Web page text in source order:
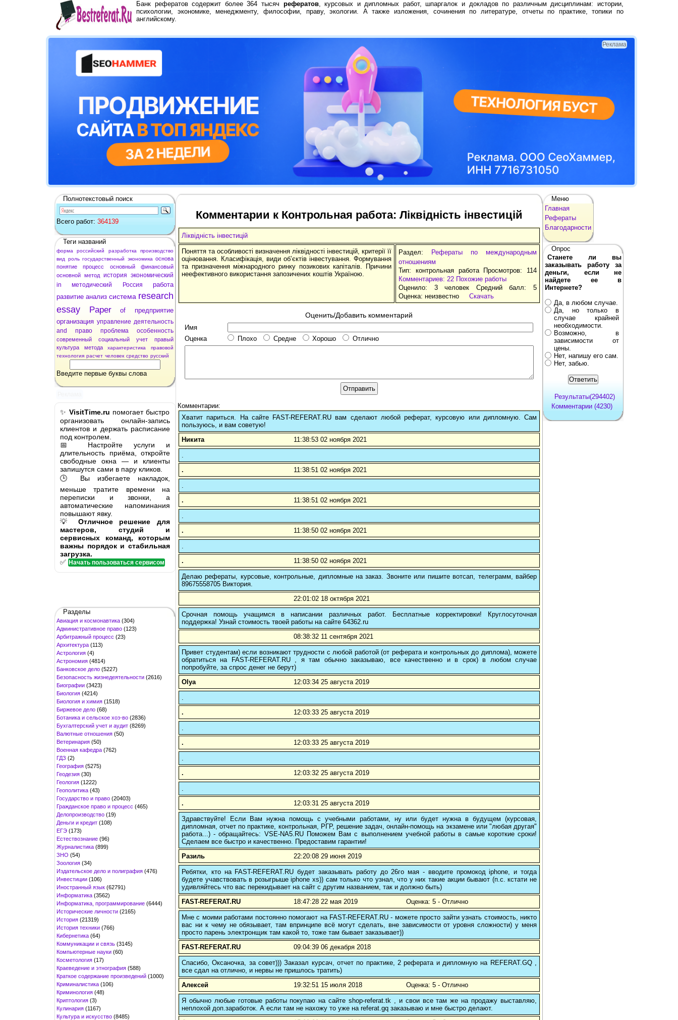
Банк рефератов содержит более 364 тысяч рефератов, курсовых и дипломных работ, шпаргалок и докладов по различным дисциплинам: истории,
психологии, экономике, менеджменту, философии, праву, экологии. А также изложения, сочинения по литературе, отчеты по практике, топики по
английскому.
Реклама
Полнотекстовый поиск
Всего работ: 364139
Теги названий
форма российский разработка
производство
вид
роль государственный экономика основа
понятие
процесс основный
финансовый
основной метод история экономический
in
методический Россия
работа
развитие анализ система research
essay
Paper of
предприятие
организация управление деятельность
and
право проблема особенность
современный социальный учет
правый
культура
метода характеристика
правовой
технология расчет человек средство русский
Введите первые буквы слова
✨ VisitTime.ru помогает быстро
организовать онлайн-запись
клиентов и держать расписание
под контролем.
📅 Настройте услуги и
длительность приёма, откройте
свободные окна — и клиенты
запишутся сами в пару кликов.
🕒 Вы избегаете накладок,
меньше тратите времени на
переписки и звонки, а
автоматические напоминания
повышают явку.
💡 Отличное решение для
мастеров, студий и
сервисных команд, которым
важны порядок и стабильная
загрузка.
✅ Начать пользоваться сервисом
Разделы
Авиация и космонавтика (304)
Административное право (123)
Арбитражный процесс (23)
Архитектура (113)
Астрология (4)
Астрономия (4814)
Банковское дело (5227)
Безопасность жизнедеятельности (2616)
Биографии (3423)
Биология (4214)
Биология и химия (1518)
Биржевое дело (68)
Ботаника и сельское хоз-во (2836)
Бухгалтерский учет и аудит (8269)
Валютные отношения (50)
Ветеринария (50)
Военная кафедра (762)
ГДЗ (2)
География (5275)
Геодезия (30)
Геология (1222)
Геополитика (43)
Государство и право (20403)
Гражданское право и процесс (465)
Делопроизводство (19)
Деньги и кредит (108)
ЕГЭ (173)
Естествознание (96)
Журналистика (899)
ЗНО (54)
Зоология (34)
Издательское дело и полиграфия (476)
Инвестиции (106)
Иностранный язык (62791)
Информатика (3562)
Информатика, программирование (6444)
Исторические личности (2165)
История (21319)
История техники (766)
Кибернетика (64)
Коммуникации и связь (3145)
Компьютерные науки (60)
Косметология (17)
Краеведение и этнография (588)
Краткое содержание произведений (1000)
Криминалистика (106)
Криминология (48)
Криптология (3)
Кулинария (1167)
Культура и искусство (8485)
Комментарии к Контрольная работа: Ліквідність інвестицій
Ліквідність інвестицій
Поняття та особливості визначення ліквідності інвестицій, критерії її
оцінювання. Класифікація, види об’єктів інвестування. Формування
та призначення міжнародного ринку позикових капіталів. Причини
неефективного використання запозичених коштів Україною.
Раздел: Рефераты по международным
отношениям
Тип: контрольная работа Просмотров: 114
Комментариев: 22 Похожие работы
Оценило: 3 человек Средний балл: 5
Оценка: неизвестно Скачать
Оценить/Добавить комментарий
Имя
Оценка
Плохо Средне Хорошо Отлично
Комментарии:
Хватит париться. На сайте FAST-REFERAT.RU вам сделают любой реферат, курсовую или дипломную. Сам
пользуюсь, и вам советую!
Никита
11:38:53 02 ноября 2021
.
.
11:38:51 02 ноября 2021
.
.
11:38:51 02 ноября 2021
.
.
11:38:50 02 ноября 2021
.
.
11:38:50 02 ноября 2021
Делаю рефераты, курсовые, контрольные, дипломные на заказ. Звоните или пишите вотсап, телеграмм, вайбер
89675558705 Виктория.
22:01:02 18 октября 2021
Срочная помощь учащимся в написании различных работ. Бесплатные корректировки! Круглосуточная
поддержка! Узнай стоимость твоей работы на сайте 64362.ru
08:38:32 11 сентября 2021
Привет студентам) если возникают трудности с любой работой (от реферата и контрольных до диплома), можете
обратиться на FAST-REFERAT.RU , я там обычно заказываю, все качественно и в срок) в любом случае
попробуйте, за спрос денег не берут)
Olya
12:03:34 25 августа 2019
.
.
12:03:33 25 августа 2019
.
.
12:03:33 25 августа 2019
.
.
12:03:32 25 августа 2019
.
.
12:03:31 25 августа 2019
Здравствуйте! Если Вам нужна помощь с учебными работами, ну или будет нужна в будущем (курсовая,
дипломная, отчет по практике, контрольная, РГР, решение задач, онлайн-помощь на экзамене или "любая другая"
работа...) - обращайтесь: VSE-NA5.RU Поможем Вам с выполнением учебной работы в самые короткие сроки!
Сделаем все быстро и качественно. Предоставим гарантии!
Разиль
22:20:08 29 июня 2019
Ребятки, кто на FAST-REFERAT.RU будет заказывать работу до 26го мая - вводите промокод iphone, и тогда
будете учавствовать в розыгрыше iphone xs)) сам только что узнал, что у них такие акции бывают (п.с. кстати не
удивляйтесь что вас перекидывает на сайт с другим названием, так и должно быть)
FAST-REFERAT.RU
18:47:28 22 мая 2019 Оценка: 5 - Отлично
Мне с моими работами постоянно помогают на FAST-REFERAT.RU - можете просто зайти узнать стоимость, никто
вас ни к чему не обязывает, там впринципе всё могут сделать, вне зависимости от уровня сложности) у меня
просто парень электронщик там какой то, тоже там бывает заказывает))
FAST-REFERAT.RU
09:04:39 06 декабря 2018
Спасибо, Оксаночка, за совет))) Заказал курсач, отчет по практике, 2 реферата и дипломную на REFERAT.GQ ,
все сдал на отлично, и нервы не пришлось тратить)
Алексей
19:32:51 15 июля 2018 Оценка: 5 - Отлично
Я обычно любые готовые работы покупаю на сайте shop-referat.tk , и свои все там же на продажу выставляю,
неплохой доп.заработок. А если там не нахожу то уже на referat.gq заказываю и мне быстро делают.
Меню
Главная
Рефераты
Благодарности
Опрос
Станете ли вы
заказывать работу за
деньги, если не
найдете ее в
Интернете?
Да, в любом случае.
Да, но только в
случае крайней
необходимости.
Возможно, в
зависимости от
цены.
Нет, напишу его сам.
Нет, забью.
Результаты(294402)
Комментарии (4230)